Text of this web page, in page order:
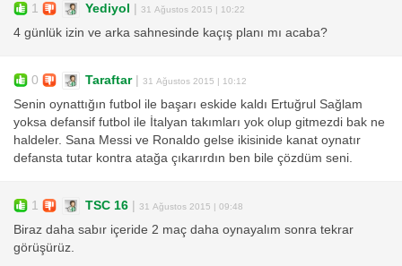
1 Yediyol | 31 Ağustos 2015 | 10:22
4 günlük izin ve arka sahnesinde kaçış planı mı acaba?
0 Taraftar| 31 Ağustos 2015 | 10:12
Senin oynattığın futbol ile başarı eskide kaldı Ertuğrul Sağlam
yoksa defansif futbol ile İtalyan takımları yok olup gitmezdi bak ne
haldeler. Sana Messi ve Ronaldo gelse ikisinide kanat oynatır
defansta tutar kontra atağa çıkarırdın ben bile çözdüm seni.
1 TSC 16 | 31 Ağustos 2015 | 09:48
Biraz daha sabır içeride 2 maç daha oynayalım sonra tekrar
görüşürüz.